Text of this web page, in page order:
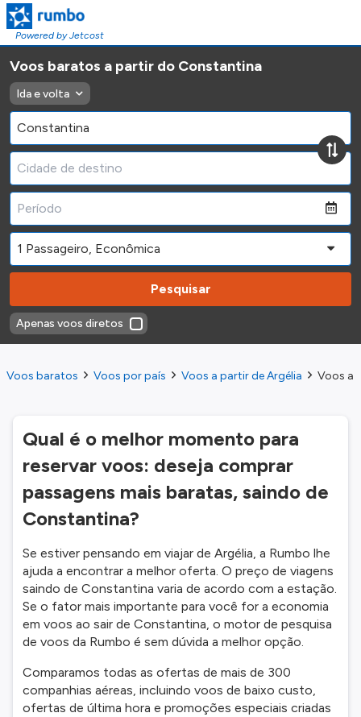
Powered by Jetcost
Voos baratos a partir do Constantina
Ida e volta
Pesquisar
Apenas voos diretos
Voos baratos Voos por país Voos a partir de Argélia Voos a
Qual é o melhor momento para
reservar voos: deseja comprar
passagens mais baratas, saindo de
Constantina?
Se estiver pensando em viajar de Argélia, a Rumbo lhe
ajuda a encontrar a melhor oferta. O preço de viagens
saindo de Constantina varia de acordo com a estação.
Se o fator mais importante para você for a economia
em voos ao sair de Constantina, o motor de pesquisa
de voos da Rumbo é sem dúvida a melhor opção.
Comparamos todas as ofertas de mais de 300
companhias aéreas, incluindo voos de baixo custo,
ofertas de última hora e promoções especiais criadas